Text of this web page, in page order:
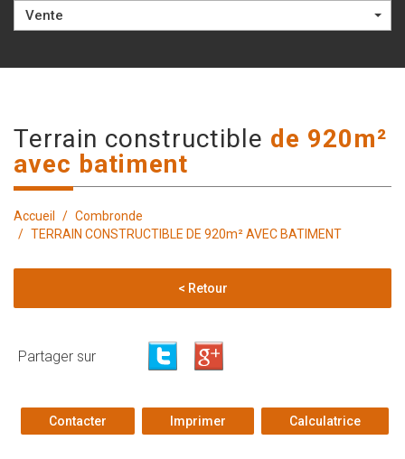
Vente
terrain constructible de 920m²
avec batiment
Accueil
Combronde
TERRAIN CONSTRUCTIBLE DE 920m² AVEC BATIMENT
< Retour
Partager sur
Contacter Imprimer Calculatrice